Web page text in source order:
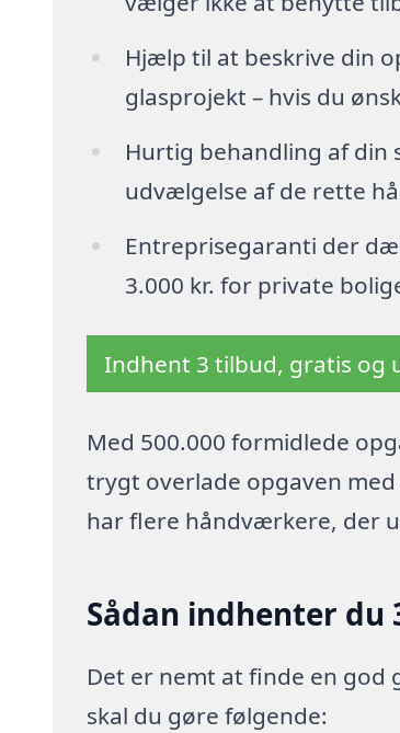
Hjælp til at beskrive din
glasprojekt – hvis du
Hurtig behandling af din
udvælgelse af de rette
Entreprisegaranti der
3.000 kr. for private
Indhent 3 tilbud, gratis og
Med 500.000 formidlede
trygt overlade opgaven
har flere håndværkere, der
Sådan indhenter
Det er nemt at finde en god
skal du gøre følgende: